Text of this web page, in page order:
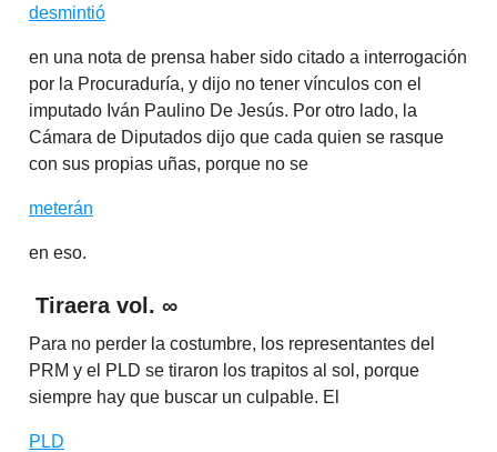
desmintió
en una nota de prensa haber sido citado a interrogación
por la Procuraduría, y dijo no tener vínculos con el
imputado Iván Paulino De Jesús. Por otro lado, la
Cámara de Diputados dijo que cada quien se rasque
con sus propias uñas, porque no se
meterán
en eso.
Tiraera vol. ∞
Para no perder la costumbre, los representantes del
PRM y el PLD se tiraron los trapitos al sol, porque
siempre hay que buscar un culpable. El
PLD